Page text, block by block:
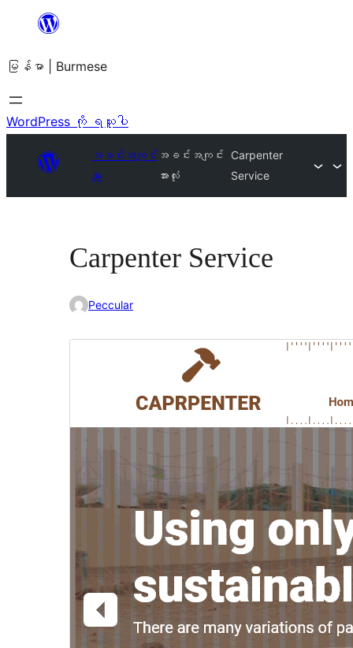
အကြောင်းအရာ
ကျော်သွား
ရန်
မြန်မာ | Burmese
WordPress ကို ရယူပါ
အခင်းအကျင်း
များ
အခင်းအကျင်း
အားလုံး
Carpenter
Service
Carpenter Service
Peccular